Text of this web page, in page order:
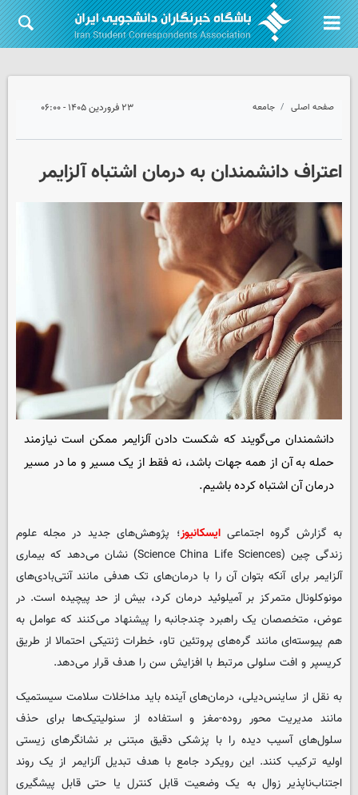
صفحه اصلی جامعه ۲۳ فروردین ۱۴۰۵ - ۰۶:۰۰
اعتراف دانشمندان به درمان اشتباه آلزایمر
دانشمندان می‌گویند که شکست دادن آلزایمر ممکن است نیازمند
حمله به آن از همه جهات باشد، نه فقط از یک مسیر و ما در مسیر
درمان آن اشتباه کرده باشیم.
به گزارش گروه اجتماعیایسکانیوز؛ پژوهش‌های جدید در مجله علوم
زندگی چین (Science China Life Sciences) نشان می‌دهد که بیماری
آلزایمر برای آنکه بتوان آن را با درمان‌های تک‌ هدفی مانند آنتی‌بادی‌های
مونوکلونال متمرکز بر آمیلوئید درمان کرد، بیش از حد پیچیده است. در
عوض، متخصصان یک راهبرد چندجانبه را پیشنهاد می‌کنند که عوامل به
‌هم ‌پیوسته‌ای مانند گره‌های پروتئین تاو، خطرات ژنتیکی احتمالا از طریق
کریسپر و افت سلولی مرتبط با افزایش سن را هدف قرار می‌دهد.
به نقل از ساینس‌دیلی، درمان‌های آینده باید مداخلات سلامت سیستمیک
مانند مدیریت محور روده-مغز و استفاده از سنولیتیک‌ها برای حذف
سلول‌های آسیب‌ دیده را با پزشکی دقیق مبتنی بر نشانگرهای زیستی
اولیه ترکیب کنند. این رویکرد جامع با هدف تبدیل آلزایمر از یک روند
اجتناب‌ناپذیر زوال به یک وضعیت قابل ‌کنترل یا حتی قابل ‌پیشگیری